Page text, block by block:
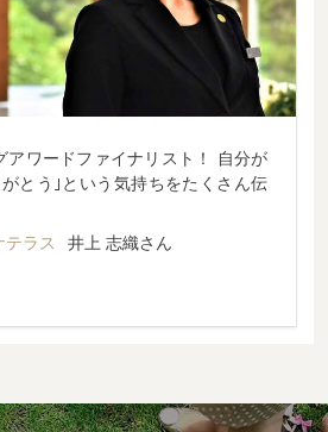
アワードファイナリスト！ 自分が
とう｣という気持ちをたくさん伝
テラス
井上 志織さん